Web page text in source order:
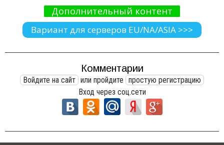
Дополнительный контент
Вариант для серверов EU/NA/ASIA >>>
Комментарии
Войдите на сайт или пройдите простую регистрацию
Вход через соц.сети